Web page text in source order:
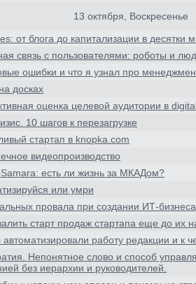
13 октября, Воскресенье
от блога до капитализации в десятки
связь с пользователями: роботы и
ошибки и что я узнал про
досках
оценка целевой аудитории в
10 шагов к перезагрузке
стартап в knopka.com
видеопроизводство
есть ли жизнь за МКАДом?
или умри
провала при создании ИТ-бизнеса
старт продаж стартапа еще до их
работу редакции и к
Непонятное слово и способ
без иерархии и руководителей.